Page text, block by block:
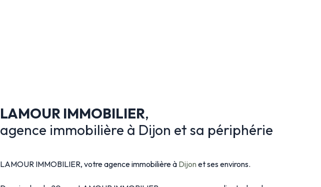
LAMOUR IMMOBILIER,
agence immobilière à Dijon et sa périphérie
LAMOUR IMMOBILIER, votre agence immobilière à Dijon et ses environs.